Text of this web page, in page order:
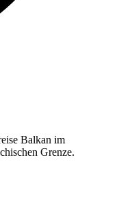
Balkan im
Grenze.